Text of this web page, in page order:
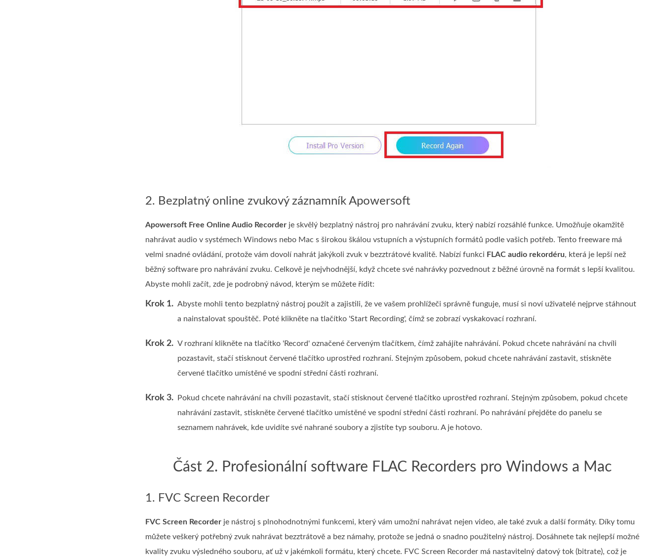
2. Bezplatný online zvukový záznamník Apowersoft
Apowersoft Free Online Audio Recorder je skvělý bezplatný nástroj pro nahrávání zvuku, který nabízí rozsáhlé funkce. Umožňuje okamžitě
nahrávat audio v systémech Windows nebo Mac s širokou škálou vstupních a výstupních formátů podle vašich potřeb. Tento freeware má
velmi snadné ovládání, protože vám dovolí nahrát jakýkoli zvuk v bezztrátové kvalitě. Nabízí funkci FLAC audio rekordéru, která je lepší než
běžný software pro nahrávání zvuku. Celkově je nejvhodnější, když chcete své nahrávky pozvednout z běžné úrovně na formát s lepší kvalitou.
Abyste mohli začít, zde je podrobný návod, kterým se můžete řídit:
Krok 1. Abyste mohli tento bezplatný nástroj použít a zajistili, že ve vašem prohlížeči správně funguje, musí si noví uživatelé nejprve stáhnout
a nainstalovat spouštěč. Poté klikněte na tlačítko 'Start Recording', čímž se zobrazí vyskakovací rozhraní.
Krok 2. V rozhraní klikněte na tlačítko 'Record' označené červeným tlačítkem, čímž zahájíte nahrávání. Pokud chcete nahrávání na chvíli
pozastavit, stačí stisknout červené tlačítko uprostřed rozhraní. Stejným způsobem, pokud chcete nahrávání zastavit, stiskněte
červené tlačítko umístěné ve spodní střední části rozhraní.
Krok 3.
Pokud chcete nahrávání na chvíli pozastavit, stačí stisknout červené tlačítko uprostřed rozhraní. Stejným způsobem, pokud chcete
nahrávání zastavit, stiskněte červené tlačítko umístěné ve spodní střední části rozhraní. Po nahrávání přejděte do panelu se
seznamem nahrávek, kde uvidíte své nahrané soubory a zjistíte typ souboru. A je hotovo.
Část 2. Profesionální software FLAC Recorders pro Windows a Mac
1. FVC Screen Recorder
FVC Screen Recorder je nástroj s plnohodnotnými funkcemi, který vám umožní nahrávat nejen video, ale také zvuk a další formáty. Díky tomu
můžete veškerý potřebný zvuk nahrávat bezztrátově a bez námahy, protože se jedná o snadno použitelný nástroj. Dosáhnete tak nejlepší možné
kvality zvuku výsledného souboru, ať už v jakémkoli formátu, který chcete. FVC Screen Recorder má nastavitelný datový tok (bitrate), což je